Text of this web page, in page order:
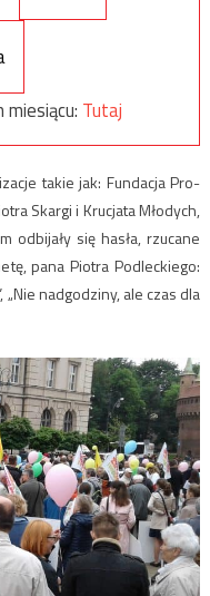
Tutaj
takie jak: Fundacja Pro-
Skargi i Krucjata Młodych,
odbijały się hasła, rzucane
pana Piotra Podleckiego:
„Nie nadgodziny, ale czas dla